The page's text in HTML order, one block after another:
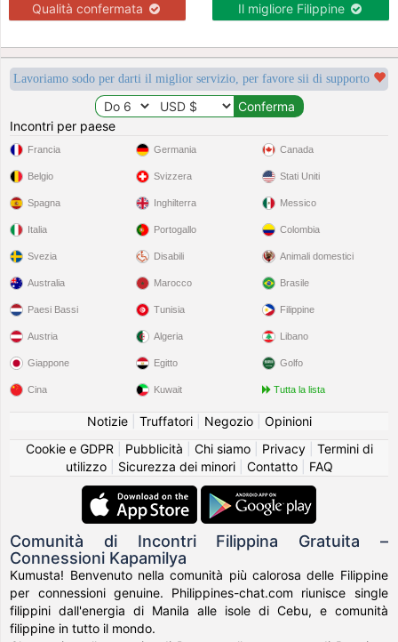
Qualità confermata Il migliore Filippine
Lavoriamo sodo per darti il miglior servizio, per favore sii di supporto
Incontri per paese
Francia
Belgio
Spagna
Italia
Svezia
Germania
Svizzera
Inghilterra
Portogallo
Disabili
Canada
Stati Uniti
Messico
Colombia
Animali domestici
Australia
Paesi Bassi
Austria
Giappone
Cina
Marocco
Tunisia
Algeria
Egitto
Kuwait
Brasile
Filippine
Libano
Golfo
Tutta la lista
Notizie| Truffatori| Negozio| Opinioni
Cookie e GDPR
Pubblicità Chi siamo| Privacy| Termini di
utilizzo| Sicurezza dei minori| Contatto| FAQ
Comunità di Incontri Filippina Gratuita –
Connessioni Kapamilya
Kumusta! Benvenuto nella comunità più calorosa delle Filippine
per connessioni genuine. Philippines-chat.com riunisce single
filippini dall'energia di Manila alle isole di Cebu, e comunità
filippine in tutto il mondo.